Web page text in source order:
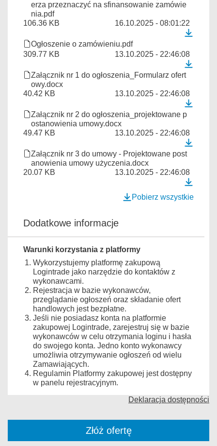
erza przeznaczyć na sfinansowanie zamówie
nia.pdf
106.36 KB
16.10.2025 - 08:01:22
Ogłoszenie o zamówieniu.pdf
309.77 KB
13.10.2025 - 22:46:08
Załącznik nr 1 do ogłoszenia_Formularz ofert
owy.docx
40.42 KB
13.10.2025 - 22:46:08
Załącznik nr 2 do ogłoszenia_projektowane p
ostanowienia umowy.docx
49.47 KB
13.10.2025 - 22:46:08
Załącznik nr 3 do umowy - Projektowane post
anowienia umowy użyczenia.docx
20.07 KB
13.10.2025 - 22:46:08
Pobierz wszystkie
Dodatkowe informacje
Warunki korzystania z platformy
Wykorzystujemy platformę zakupową
Logintrade jako narzędzie do kontaktów z
wykonawcami.
Rejestracja w bazie wykonawców,
przeglądanie ogłoszeń oraz składanie ofert
handlowych jest bezpłatne.
Jeśli nie posiadasz konta na platformie
zakupowej Logintrade, zarejestruj się w bazie
wykonawców w celu otrzymania loginu i hasła
do swojego konta. Jedno konto wykonawcy
umożliwia otrzymywanie ogłoszeń od wielu
Zamawiających.
Regulamin Platformy zakupowej jest dostępny
w panelu rejestracyjnym.
Deklaracja dostępności
Złóż ofertę